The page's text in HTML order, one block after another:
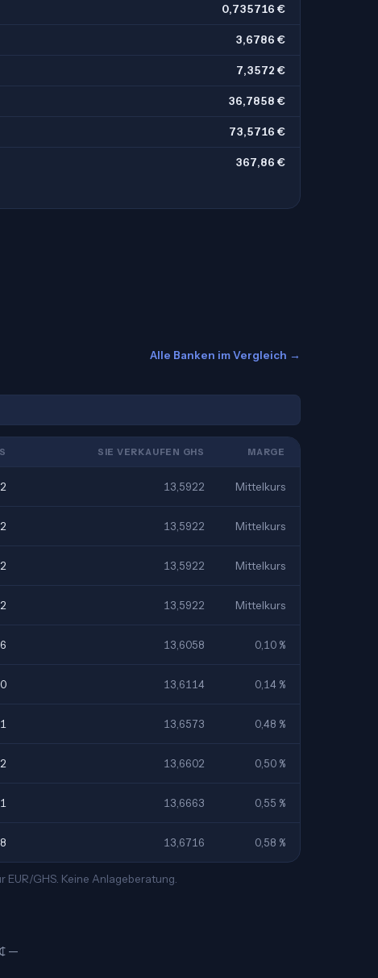
0,735716 €
3,6786 €
7,3572 €
36,7858 €
73,5716 €
367,86 €
Alle Banken im Vergleich →
SIE VERKAUFEN GHS MARGE
13,5922 Mittelkurs
13,5922 Mittelkurs
13,5922 Mittelkurs
13,5922 Mittelkurs
13,6058 0,10 %
13,6114 0,14 %
13,6573 0,48 %
13,6602 0,50 %
13,6663 0,55 %
13,6716 0,58 %
GHS. Keine Anlageberatung.
—